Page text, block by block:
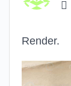
Render.